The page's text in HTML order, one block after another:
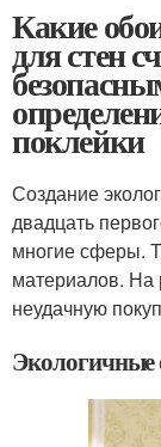
Какие
для стен
поклейки
Создание
двадцать
многие сферы.
материалов. На
неудачную
Экологичные